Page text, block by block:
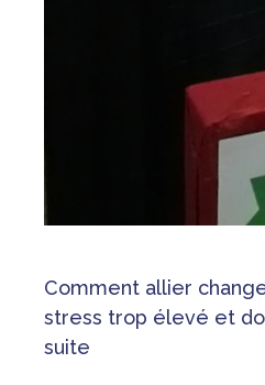
Comment allier
stress trop élevé et
suite